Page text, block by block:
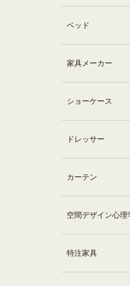
ベッド
家具メーカー
ショーケース
ドレッサー
カーテン
空間デザイン心理
特注家具